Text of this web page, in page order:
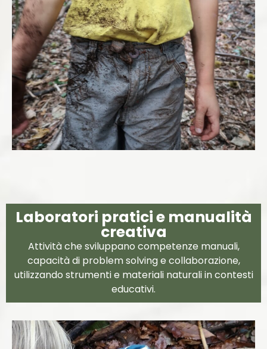
Laboratori pratici e manualità
creativa
Attività che sviluppano competenze manuali,
capacità di problem solving e collaborazione,
utilizzando strumenti e materiali naturali in contesti
educativi.